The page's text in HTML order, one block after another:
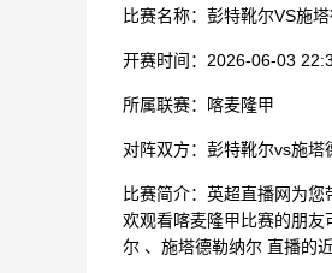
比赛名称： 彭特靴尔VS施
开赛时间： 2026-06-03
所属联赛： 喀麦隆甲
对阵双方： 彭特靴尔vs施塔
比赛简介： 英超直播网为您
欢观看喀麦隆甲比赛的朋
尔 、施塔德勒纳尔 直播的